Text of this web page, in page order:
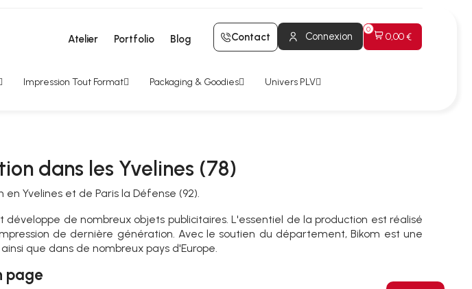
Atelier Portfolio Blog Contact Connexion 0,00 €
Impression Tout Format Packaging & Goodies Univers PLV
dans les Yvelines (78)
en Yvelines et de Paris la Défense (92).
de nombreux objets publicitaires. L'essentiel de la production est réalisé
de dernière génération. Avec le soutien du département, Bikom est une
que dans de nombreux pays d'Europe.
page